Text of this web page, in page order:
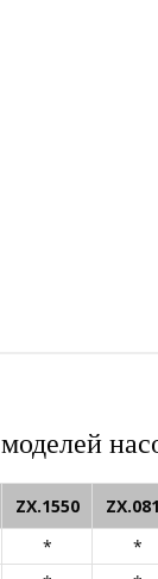
ZX.1550
* *